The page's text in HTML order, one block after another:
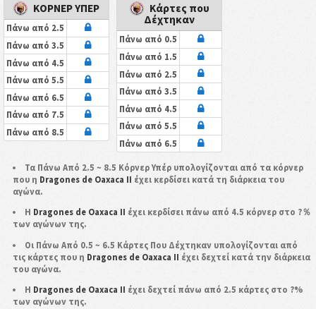
ΚΟΡΝΕΡ ΥΠΕΡ
Πάνω από 2.5
Πάνω από 3.5
Πάνω από 4.5
Πάνω από 5.5
Πάνω από 6.5
Πάνω από 7.5
Πάνω από 8.5
Κάρτες που
Δέχτηκαν
Πάνω από 0.5
Πάνω από 1.5
Πάνω από 2.5
Πάνω από 3.5
Πάνω από 4.5
Πάνω από 5.5
Πάνω από 6.5
Τα Πάνω Από 2.5 ~ 8.5 Κόρνερ Υπέρ υπολογίζονται από τα κόρνερ
που η Dragones de Oaxaca II έχει κερδίσει κατά τη διάρκεια του
αγώνα.
Η Dragones de Oaxaca II έχει κερδίσει πάνω από 4.5 κόρνερ στο ?％
των αγώνων της.
Οι Πάνω Από 0.5 ~ 6.5 Κάρτες Που Δέχτηκαν υπολογίζονται από
τις κάρτες που η Dragones de Oaxaca II έχει δεχτεί κατά την διάρκεια
του αγώνα.
Η Dragones de Oaxaca II έχει δεχτεί πάνω από 2.5 κάρτες στο ?%
των αγώνων της.